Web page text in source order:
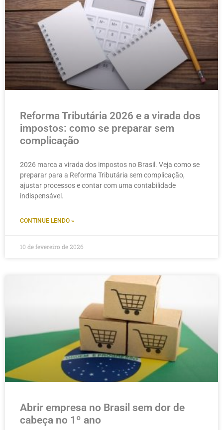
Reforma Tributária 2026 e a virada dos
impostos: como se preparar sem
complicação
2026 marca a virada dos impostos no Brasil. Veja como se
preparar para a Reforma Tributária sem complicação,
ajustar processos e contar com uma contabilidade
indispensável.
CONTINUE LENDO »
10 de fevereiro de 2026
Abrir empresa no Brasil sem dor de
cabeça no 1º ano